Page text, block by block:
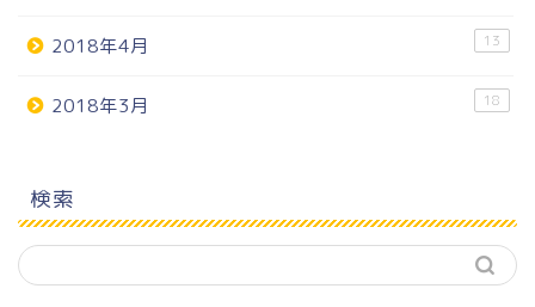
2018年4月 13
2018年3月 18
検索